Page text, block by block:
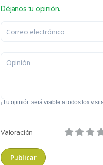
Déjanos tu opinión.
¡Tu opinión será visible a todos los
Valoración